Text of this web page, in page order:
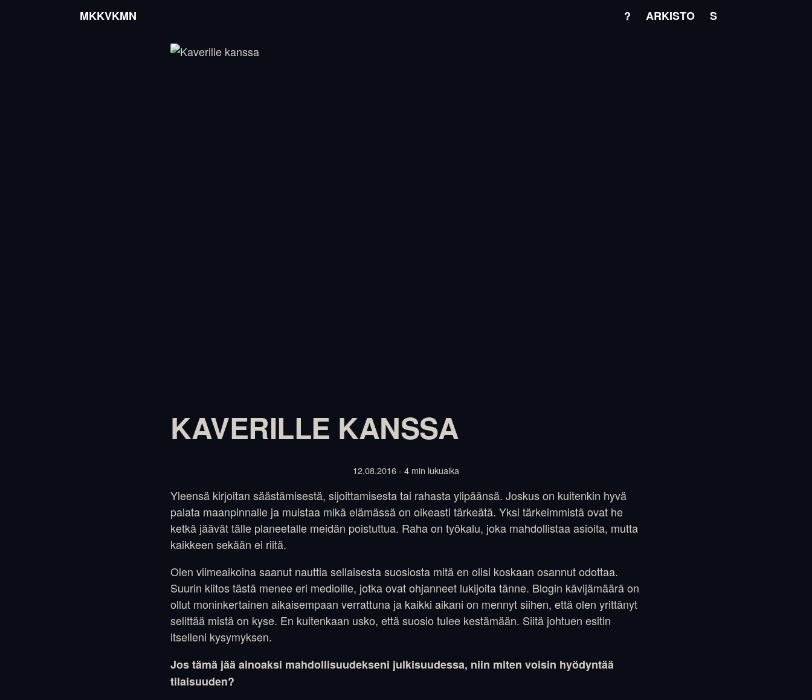
MKKVKMN ? ARKISTO S
KAVERILLE KANSSA
12.08.2016 - 4 min lukuaika
Yleensä kirjoitan säästämisestä, sijoittamisesta tai rahasta ylipäänsä. Joskus on kuitenkin hyvä
palata maanpinnalle ja muistaa mikä elämässä on oikeasti tärkeätä. Yksi tärkeimmistä ovat he
ketkä jäävät tälle planeetalle meidän poistuttua. Raha on työkalu, joka mahdollistaa asioita, mutta
kaikkeen sekään ei riitä.
Olen viimeaikoina saanut nauttia sellaisesta suosiosta mitä en olisi koskaan osannut odottaa.
Suurin kiitos tästä menee eri medioille, jotka ovat ohjanneet lukijoita tänne. Blogin kävijämäärä on
ollut moninkertainen aikaisempaan verrattuna ja kaikki aikani on mennyt siihen, että olen yrittänyt
selittää mistä on kyse. En kuitenkaan usko, että suosio tulee kestämään. Siitä johtuen esitin
itselleni kysymyksen.
Jos tämä jää ainoaksi mahdollisuudekseni julkisuudessa, niin miten voisin hyödyntää
tilaisuuden?